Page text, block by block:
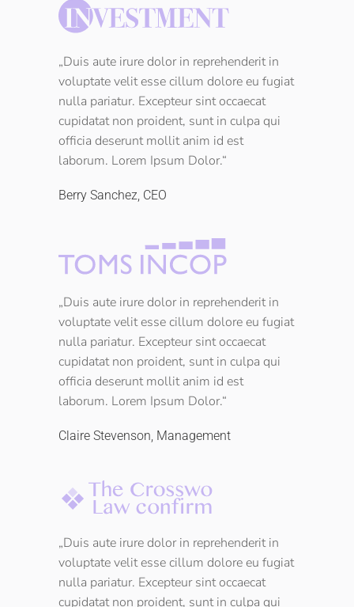
„Duis aute irure dolor in reprehenderit in
voluptate velit esse cillum dolore eu fugiat
nulla pariatur. Excepteur sint occaecat
cupidatat non proident, sunt in culpa qui
officia deserunt mollit anim id est
laborum. Lorem Ipsum Dolor.“
Berry Sanchez, CEO
„Duis aute irure dolor in reprehenderit in
voluptate velit esse cillum dolore eu fugiat
nulla pariatur. Excepteur sint occaecat
cupidatat non proident, sunt in culpa qui
officia deserunt mollit anim id est
laborum. Lorem Ipsum Dolor.“
Claire Stevenson, Management
„Duis aute irure dolor in reprehenderit in
voluptate velit esse cillum dolore eu fugiat
nulla pariatur. Excepteur sint occaecat
cupidatat non proident, sunt in culpa qui